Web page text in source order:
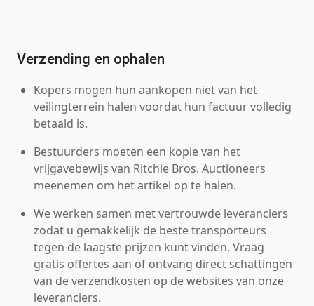
Verzending en ophalen
Kopers mogen hun aankopen niet van het
veilingterrein halen voordat hun factuur volledig
betaald is.
Bestuurders moeten een kopie van het
vrijgavebewijs van Ritchie Bros. Auctioneers
meenemen om het artikel op te halen.
We werken samen met vertrouwde leveranciers
zodat u gemakkelijk de beste transporteurs
tegen de laagste prijzen kunt vinden. Vraag
gratis offertes aan of ontvang direct schattingen
van de verzendkosten op de websites van onze
leveranciers.